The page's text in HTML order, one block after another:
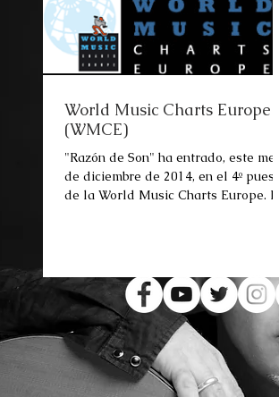
World Music Charts Europe
(WMCE)
"Razón de Son" ha entrado, este mes
de diciembre de 2014, en el 4º puesto
de la World Music Charts Europe. La